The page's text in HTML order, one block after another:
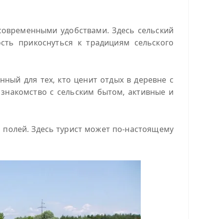
удобствами. Здесь сельский
прикоснуться к традициям сельского
для тех, кто ценит отдых в деревне с
с сельским бытом, активные и
Здесь турист может по-настоящему